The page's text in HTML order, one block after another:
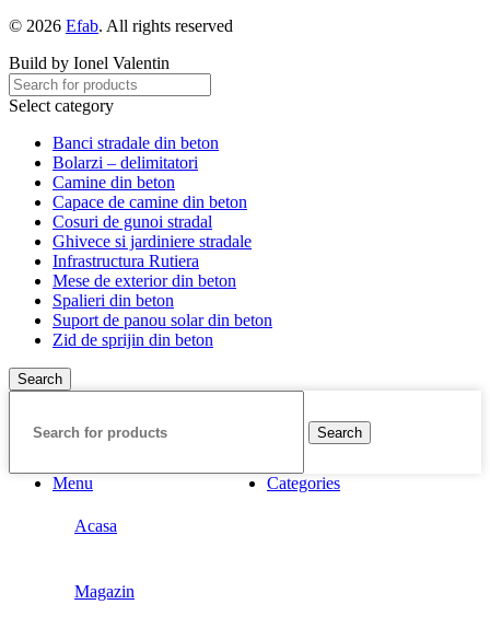
© 2026 Efab. All rights reserved
Build by Ionel Valentin
Select category
Banci stradale din beton
Bolarzi – delimitatori
Camine din beton
Capace de camine din beton
Cosuri de gunoi stradal
Ghivece si jardiniere stradale
Infrastructura Rutiera
Mese de exterior din beton
Spalieri din beton
Suport de panou solar din beton
Zid de sprijin din beton
Search
Search
Menu Categories
Acasa
Magazin